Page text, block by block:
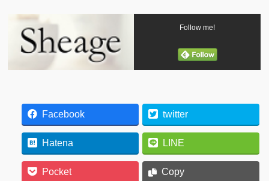
Follow me!
Facebook twitter
Hatena LINE
Pocket Copy